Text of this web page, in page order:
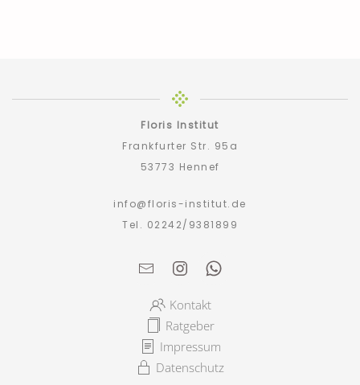
Floris Institut
Frankfurter Str. 95a
53773 Hennef
info@floris-institut.de
Tel. 02242/9381899
Kontakt
Ratgeber
Impressum
Datenschutz